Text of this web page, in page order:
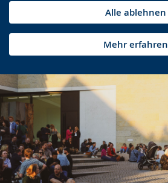
Alle ablehnen
Mehr erfahren